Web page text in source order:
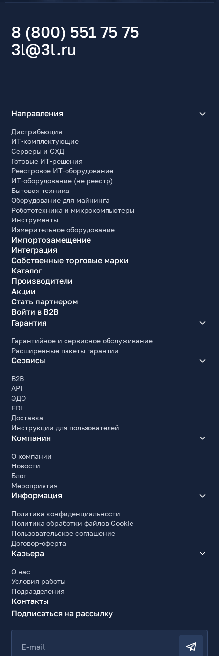
8 (800) 551 75 75
3l@3l.ru
Направления
Дистрибьюция
ИТ-комплектующие
Серверы и СХД
Готовые ИТ-решения
Реестровое ИТ-оборудование
ИТ-оборудование (не реестр)
Бытовая техника
Оборудование для майнинга
Робототехника и микрокомпьютеры
Инструменты
Измерительное оборудование
Импортозамещение
Интеграция
Собственные торговые марки
Каталог
Производители
Акции
Стать партнером
Войти в B2B
Гарантия
Гарантийное и сервисное обслуживание
Расширенные пакеты гарантии
Сервисы
B2B
API
ЭДО
EDI
Доставка
Инструкции для пользователей
Компания
О компании
Новости
Блог
Мероприятия
Информация
Политика конфиденциальности
Политика обработки файлов Cookie
Пользовательское соглашение
Договор-оферта
Карьера
О нас
Условия работы
Подразделения
Контакты
Подписаться на рассылку
E-mail